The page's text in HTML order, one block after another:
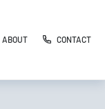
ABOUT CONTACT